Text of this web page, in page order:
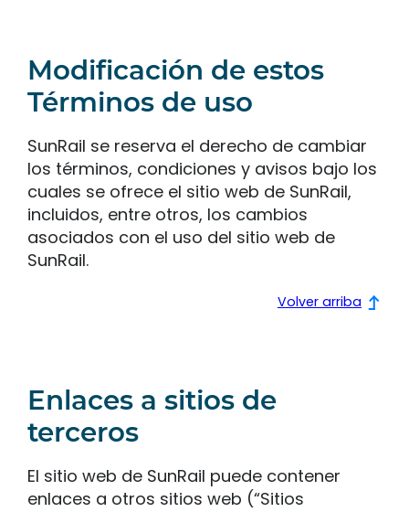
Modificación de estos
Términos de uso
SunRail se reserva el derecho de cambiar
los términos, condiciones y avisos bajo los
cuales se ofrece el sitio web de SunRail,
incluidos, entre otros, los cambios
asociados con el uso del sitio web de
SunRail.
Volver arriba
Enlaces a sitios de
terceros
El sitio web de SunRail puede contener
enlaces a otros sitios web (“Sitios